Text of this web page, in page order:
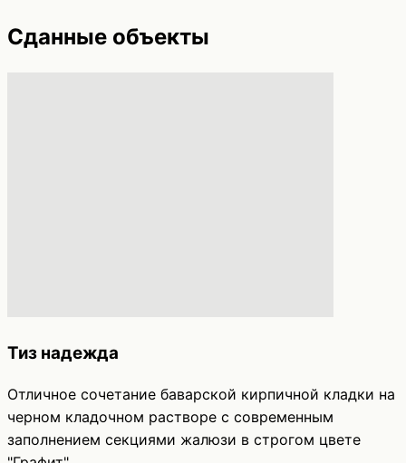
Сданные объекты
Тиз надежда
Отличное сочетание баварской кирпичной кладки на
черном кладочном растворе с современным
заполнением секциями жалюзи в строгом цвете